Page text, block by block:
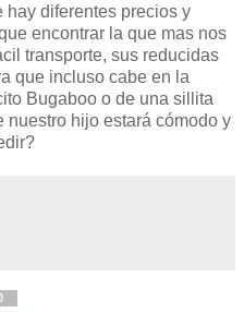
hay diferentes precios y
encontrar la que mas nos
transporte, sus reducidas
que incluso cabe en la
Bugaboo o de una sillita
nuestro hijo estará cómodo y